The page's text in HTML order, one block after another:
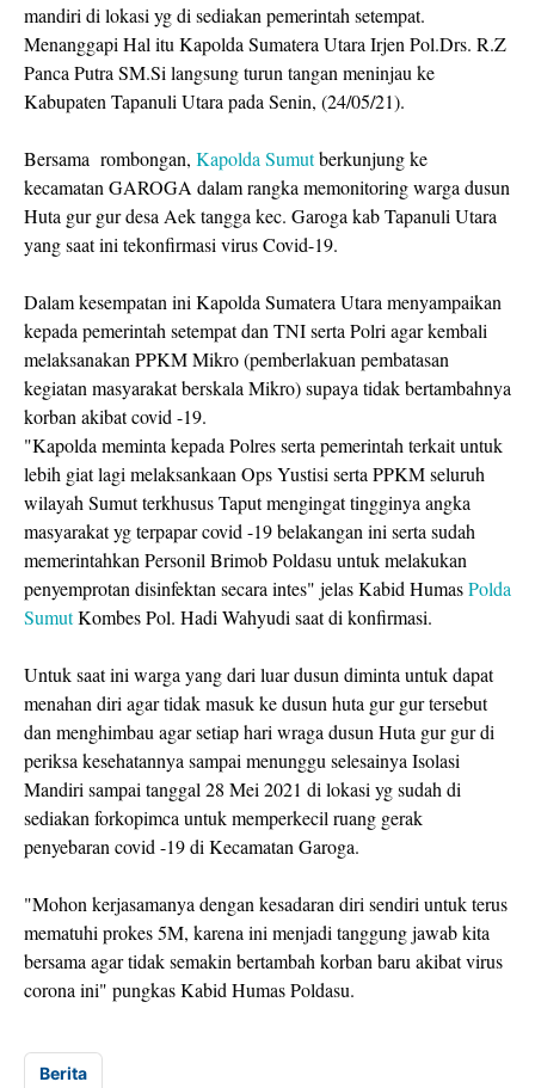
mandiri di lokasi yg di sediakan pemerintah setempat.
Menanggapi Hal itu Kapolda Sumatera Utara Irjen Pol.Drs. R.Z
Panca Putra SM.Si langsung turun tangan meninjau ke
Kabupaten Tapanuli Utara pada Senin, (24/05/21).
Bersama rombongan, Kapolda Sumutberkunjung ke
kecamatan GAROGA dalam rangka memonitoring warga dusun
Huta gur gur desa Aek tangga kec. Garoga kab Tapanuli Utara
yang saat ini tekonfirmasi virus Covid-19.
Dalam kesempatan ini Kapolda Sumatera Utara menyampaikan
kepada pemerintah setempat dan TNI serta Polri agar kembali
melaksanakan PPKM Mikro (pemberlakuan pembatasan
kegiatan masyarakat berskala Mikro) supaya tidak bertambahnya
korban akibat covid -19.
"Kapolda meminta kepada Polres serta pemerintah terkait untuk
lebih giat lagi melaksankaan Ops Yustisi serta PPKM seluruh
wilayah Sumut terkhusus Taput mengingat tingginya angka
masyarakat yg terpapar covid -19 belakangan ini serta sudah
memerintahkan Personil Brimob Poldasu untuk melakukan
penyemprotan disinfektan secara intes" jelas Kabid HumasPolda
SumutKombes Pol. Hadi Wahyudi saat di konfirmasi.
Untuk saat ini warga yang dari luar dusun diminta untuk dapat
menahan diri agar tidak masuk ke dusun huta gur gur tersebut
dan menghimbau agar setiap hari wraga dusun Huta gur gur di
periksa kesehatannya sampai menunggu selesainya Isolasi
Mandiri sampai tanggal 28 Mei 2021 di lokasi yg sudah di
sediakan forkopimca untuk memperkecil ruang gerak
penyebaran covid -19 di Kecamatan Garoga.
"Mohon kerjasamanya dengan kesadaran diri sendiri untuk terus
mematuhi prokes 5M, karena ini menjadi tanggung jawab kita
bersama agar tidak semakin bertambah korban baru akibat virus
corona ini" pungkas Kabid Humas Poldasu.
Berita